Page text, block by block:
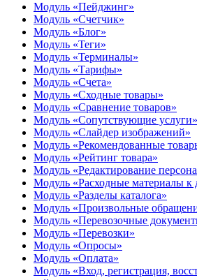
Модуль «Пейджинг»
Модуль «Счетчик»
Модуль «Блог»
Модуль «Теги»
Модуль «Терминалы»
Модуль «Тарифы»
Модуль «Счета»
Модуль «Сходные товары»
Модуль «Сравнение товаров»
Модуль «Сопутствующие услуги»
Модуль «Слайдер изображений»
Модуль «Рекомендованные
Модуль «Рейтинг товара»
Модуль «Редактирование
Модуль «Расходные материалы к
Модуль «Разделы каталога»
Модуль «Произвольные
Модуль «Перевозочные
Модуль «Перевозки»
Модуль «Опросы»
Модуль «Оплата»
Модуль «Вход, регистрация,